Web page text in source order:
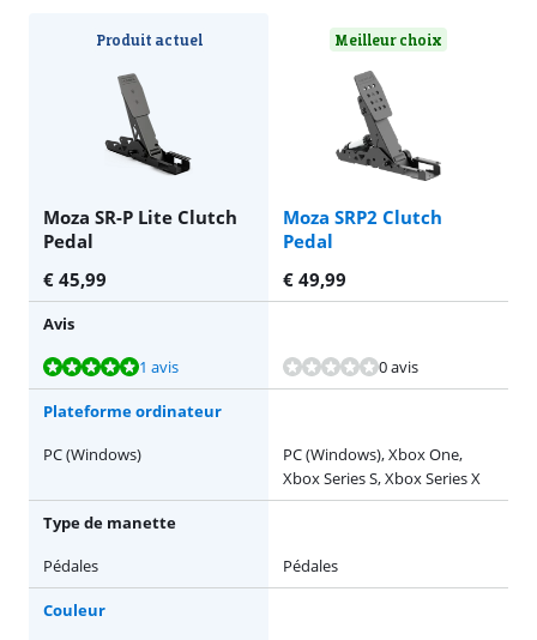
Produit actuel
Moza SR-P Lite Clutch
Pedal
Meilleur choix
Moza SRP2 Clutch
Pedal
€ 45,99 € 49,99
Avis
La note est de 10 sur 10, basée sur 1 avis.
1 avis 0 avis
Plateforme ordinateur
PC (Windows)
PC (Windows), Xbox One,
Xbox Series S, Xbox Series X
Type de manette
Pédales
Pédales
Couleur